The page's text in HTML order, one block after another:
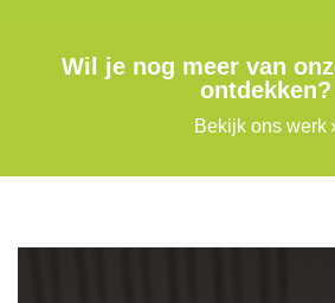
Wil je nog meer van
ontdekken?
Bekijk ons werk